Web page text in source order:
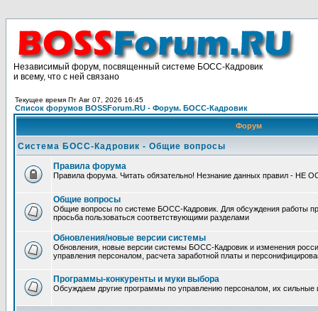
Независимый форум, посвященный системе БОСС-Кадровик
и всему, что с ней связано
Текущее время Пт Авг 07, 2026 16:45
Список форумов BOSSForum.RU - Форум. БОСС-Кадровик
Форум
Система БОСС-Кадровик - Общие вопросы
Правила форума
Правила форума. Читать обязательно! Незнание данных правил - НЕ
Общие вопросы
Общие вопросы по системе БОСС-Кадровик. Для обсуждения работы
просьба пользоваться соответствующими разделами
Обновления/новые версии системы
Обновления, новые версии системы БОСС-Кадровик и изменения
управления персоналом, расчета заработной платы и
Программы-конкуренты и муки выбора
Обсуждаем другие программы по управлению персоналом, их сильные